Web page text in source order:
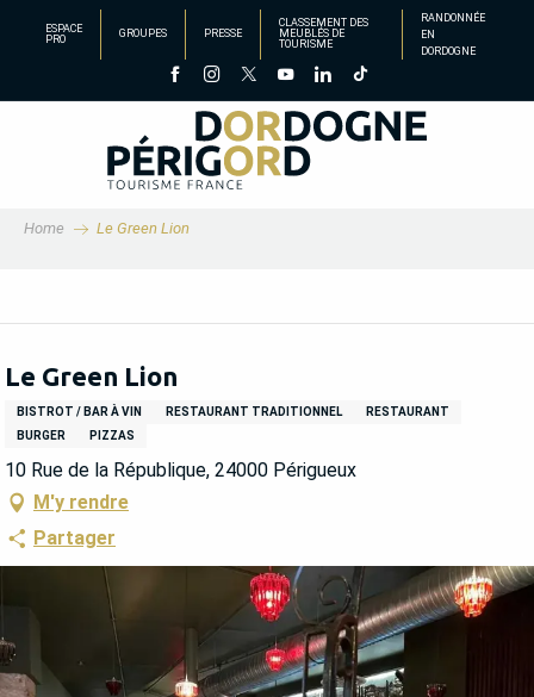
principal
ESPACE
PRO
GROUPES PRESSE
CLASSEMENT DES
MEUBLÉS DE
TOURISME
RANDONNÉE
EN
DORDOGNE
Home Le Green Lion
Le Green Lion
BISTROT / BAR À VIN RESTAURANT TRADITIONNEL
RESTAURANT
BURGER
PIZZAS
10 Rue de la République, 24000 Périgueux
M'y rendre
Partager